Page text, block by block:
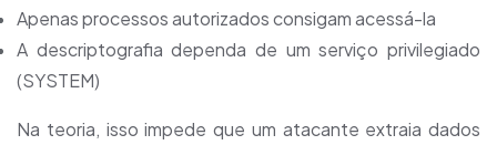
Apenas processos autorizados consigam acessá-la
A descriptografia dependa de um serviço privilegiado
(SYSTEM)
Na teoria, isso impede que um atacante extraia dados